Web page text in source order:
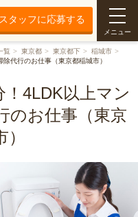
スタッフに応募する
メニュー
覧 東京都 東京都下
稲城市
代行のお仕事（東京都稲城市）
4LDK以上マン
のお仕事（東京